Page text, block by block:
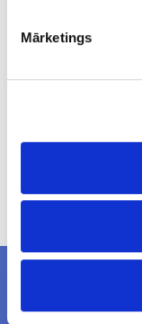
Mārketings
Prices excluding
without a prior
NEWSLETTERS